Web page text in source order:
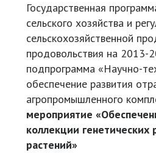
Государственная
сельского хозяйства и
сельскохозяйственной
продовольствия на 2013-
подпрограмма «Научно-
обеспечение развития
агропромышленного
мероприятие
коллекции генетических
растений»